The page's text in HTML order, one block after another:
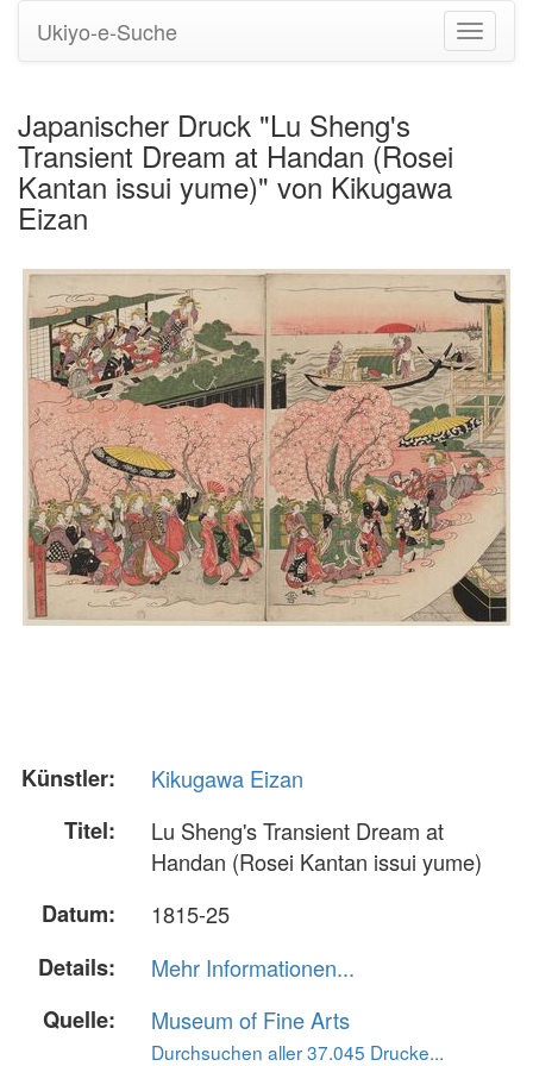
Ukiyo-e-Suche
Japanischer Druck "Lu Sheng's
Transient Dream at Handan (Rosei
Kantan issui yume)" von Kikugawa
Eizan
Künstler:
Kikugawa Eizan
Titel:
Lu Sheng's Transient Dream at
Handan (Rosei Kantan issui yume)
Datum:
1815-25
Details:
Mehr Informationen...
Quelle:
Museum of Fine Arts
Durchsuchen aller 37.045 Drucke...